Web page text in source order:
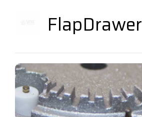
FlapDrawer